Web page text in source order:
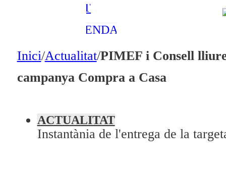
AMBIENT
AGENDA
En directe
A la Carta
Qui som?
Fes-te'n soci!
Inici/Actualitat/PIMEF i Consell
campanya Compra a Casa
Instantània de l'entrega de la
ACTUALITAT